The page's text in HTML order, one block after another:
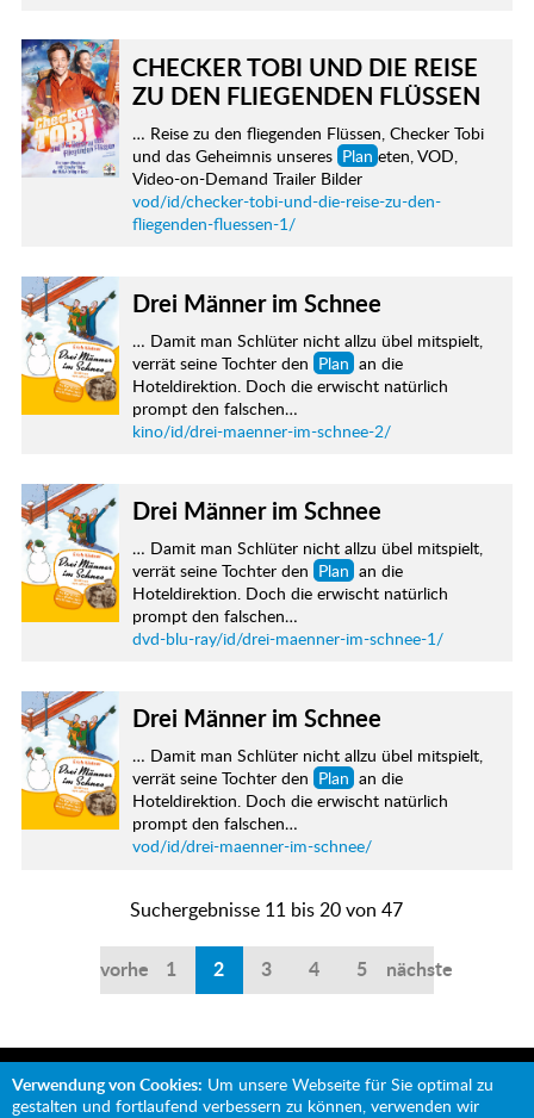
CHECKER TOBI UND DIE REISE
ZU DEN FLIEGENDEN FLÜSSEN
… Reise zu den fliegenden Flüssen, Checker Tobi
und das Geheimnis unseres Plan eten, VOD,
Video-on-Demand Trailer Bilder
vod/id/checker-tobi-und-die-reise-zu-den-
fliegenden-fluessen-1/
Drei Männer im Schnee
… Damit man Schlüter nicht allzu übel mitspielt,
verrät seine Tochter den Plan an die
Hoteldirektion. Doch die erwischt natürlich
prompt den falschen…
kino/id/drei-maenner-im-schnee-2/
Drei Männer im Schnee
… Damit man Schlüter nicht allzu übel mitspielt,
verrät seine Tochter den Plan an die
Hoteldirektion. Doch die erwischt natürlich
prompt den falschen…
dvd-blu-ray/id/drei-maenner-im-schnee-1/
Drei Männer im Schnee
… Damit man Schlüter nicht allzu übel mitspielt,
verrät seine Tochter den Plan an die
Hoteldirektion. Doch die erwischt natürlich
prompt den falschen…
vod/id/drei-maenner-im-schnee/
Suchergebnisse 11 bis 20 von 47
vorherige
1 2 3 4 5 nächste
Verwendung von Cookies: Um unsere Webseite für Sie optimal zu
gestalten und fortlaufend verbessern zu können, verwenden wir